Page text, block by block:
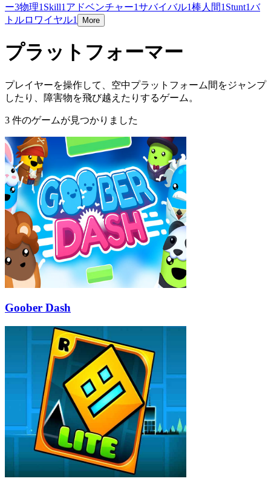
ー3物理1 Skill1 アドベンチャー1サバイバル1棒人間1 Stunt1バ
トルロワイヤル1 More
プラットフォーマー
プレイヤーを操作して、空中プラットフォーム間をジャンプ
したり、障害物を飛び越えたりするゲーム。
3 件のゲームが見つかりました
Goober Dash